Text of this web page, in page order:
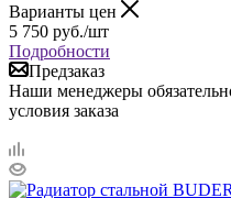
Варианты цен
5 750 руб./шт
Подробности
Предзаказ
Наши менеджеры
условия заказа